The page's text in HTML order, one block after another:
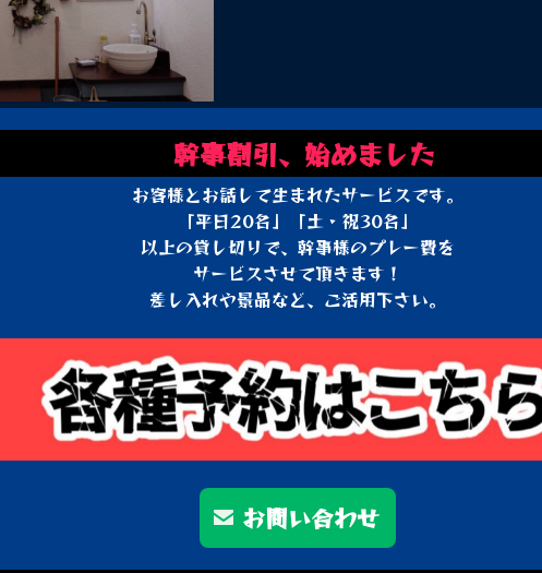
幹事割引、始めました
お客様とお話して生まれたサービスです。
「平日20名」「土・祝30名」
以上の貸し切りで、幹事様のプレー費を
サービスさせて頂きます！
差し入れや景品など、ご活用下さい。
お問い合わせ